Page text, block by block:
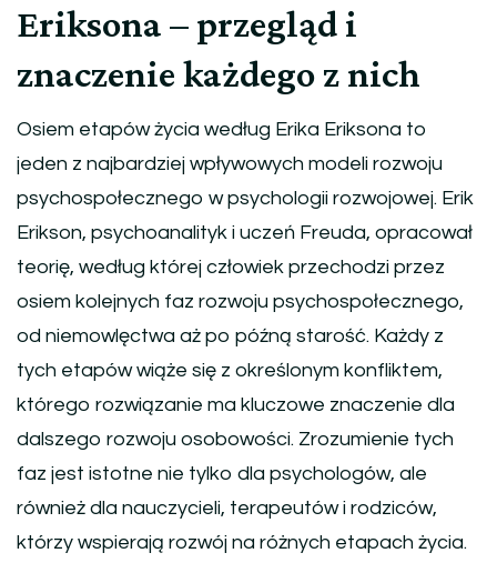
Eriksona – przegląd i
znaczenie każdego z nich
Osiem etapów życia według Erika Eriksona to
jeden z najbardziej wpływowych modeli rozwoju
psychospołecznego w psychologii rozwojowej. Erik
Erikson, psychoanalityk i uczeń Freuda, opracował
teorię, według której człowiek przechodzi przez
osiem kolejnych faz rozwoju psychospołecznego,
od niemowlęctwa aż po późną starość. Każdy z
tych etapów wiąże się z określonym konfliktem,
którego rozwiązanie ma kluczowe znaczenie dla
dalszego rozwoju osobowości. Zrozumienie tych
faz jest istotne nie tylko dla psychologów, ale
również dla nauczycieli, terapeutów i rodziców,
którzy wspierają rozwój na różnych etapach życia.